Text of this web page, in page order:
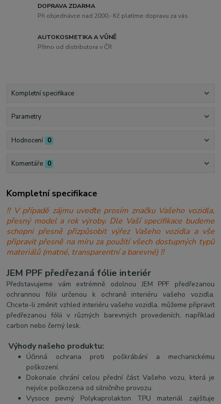
DOPRAVA ZDARMA
Při objednávce nad 2000,- Kč platíme dopravu za vás.
AUTOKOSMETIKA A VŮNĚ
Přímo od distributora v ČR
Kompletní specifikace
Parametry
Hodnocení 0
Komentáře 0
Kompletní specifikace
!! V případě zájmu uveďte prosím značku Vašeho vozidla,
přesný model a rok výroby. Dle Vaší specifikace budeme
schopni přesně přizpůsobit výřez Vašeho vozidla a vše
připravit přesně na míru za použití všech dostupných typů
materiálů (matné, transparentní a barevné) !!
JEM PPF předřezaná fólie interiér
Představujeme vám extrémně odolnou JEM PPF předřezanou
ochrannou fólii určenou k ochraně interiéru vašeho vozidla.
Chcete-li změnit vzhled interiéru vašeho vozidla, můžeme připravit
předřezanou fólii v různých barevných provedeních, například
carbon nebo černý lesk.
Výhody našeho produktu:
Účinná ochrana proti poškrábání a mechanickému
poškození.
Dokonale chrání celou přední část Vašeho vozu, která je
nejvíce poškozena od silničního provozu.
Vysoce pevný Polykaprolakton TPU materiál zajišťuje